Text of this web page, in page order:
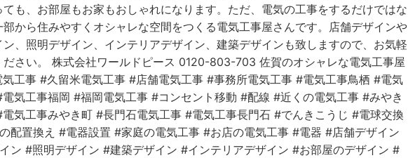
ても、お部屋もお家もおしゃれになります。ただ、電気の工事をするだけではな
部から住みやすくオシャレな空間をつくる電気工事屋さんです。店舗デザインや
、照明デザイン、インテリアデザイン、建築デザインも致しますので、お気軽
ださい。 株式会社ワールドピース 0120-803-703 佐賀のオシャレな電気工事屋
気工事 #久留米電気工事 #店舗電気工事 #事務所電気工事 #電気工事鳥栖 #電気
気工事福岡 #福岡電気工事 #コンセント移動 #配線 #近くの電気工事 #みやき
気工事みやき町 #長門石電気工事 #電気工事長門石 #でんきこうじ #電球交換
配置換え #電器設置 #家庭の電気工事 #お店の電気工事 #電器 #店舗デザイン
ン #照明デザイン #建築デザイン #インテリアデザイン #お部屋のデザイン #